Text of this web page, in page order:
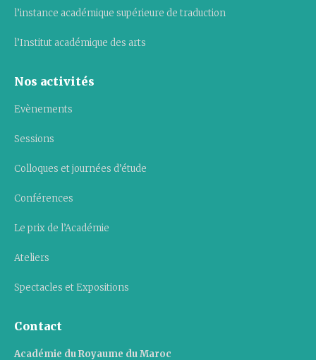
l’instance académique supérieure de traduction
l’Institut académique des arts
Nos activités
Evènements
Sessions
Colloques et journées d’étude
Conférences
Le prix de l’Académie
Ateliers
Spectacles et Expositions
Contact
Académie du Royaume du Maroc